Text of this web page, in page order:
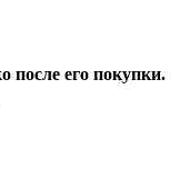
после его покупки.